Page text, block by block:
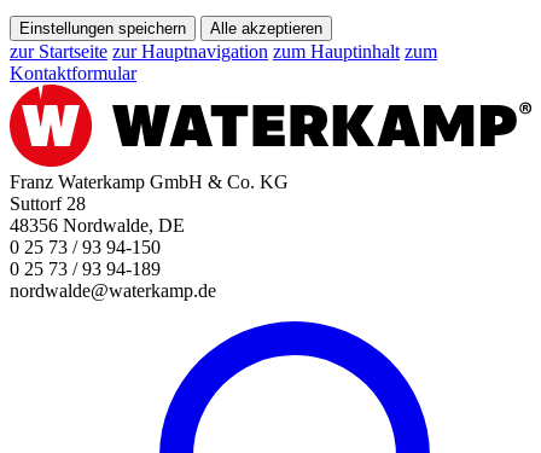
Einstellungen speichern Alle akzeptieren
zur Startseite zur Hauptnavigation zum Hauptinhalt zum
Kontaktformular
Franz Waterkamp GmbH & Co. KG
Suttorf 28
48356 Nordwalde, DE
0 25 73 / 93 94-150
0 25 73 / 93 94-189
nordwalde@waterkamp.de